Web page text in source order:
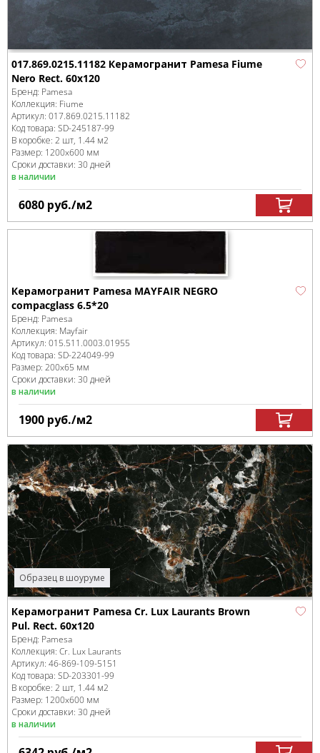
017.869.0215.11182 Керамогранит Pamesa Fiume
Nero Rect. 60x120
Бренд: Pamesa
Коллекция: Fiume
Артикул: 017.869.0215.11182
Код товара: SD-245187-99
В коробке: 2 шт, 1.44 м2
Размер: 1200x600 мм
Сроки доставки: 30 дней
в наличии
6080 руб./м2
Керамогранит Pamesa MAYFAIR NEGRO
compacglass 6.5*20
Бренд: Pamesa
Коллекция: Mayfair
Артикул: 015.511.0003.01955
Код товара: SD-224049-99
Размер: 200x65 мм
Сроки доставки: 30 дней
в наличии
1900 руб./м2
Образец в шоуруме
Керамогранит Pamesa Cr. Lux Laurants Brown
Pul. Rect. 60x120
Бренд: Pamesa
Коллекция: Cr. Lux Laurants
Артикул: 46-869-109-5151
Код товара: SD-203301-99
В коробке: 2 шт, 1.44 м2
Размер: 1200x600 мм
Сроки доставки: 30 дней
в наличии